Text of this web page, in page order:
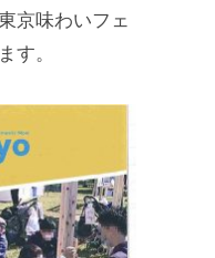
京味わいフェ
す。